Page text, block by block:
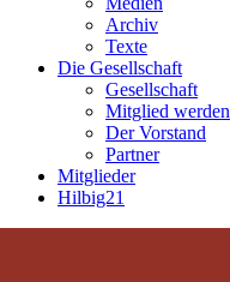
Archiv
Texte
Die Gesellschaft
Gesellschaft
Mitglied werden
Der Vorstand
Partner
Mitglieder
Hilbig21